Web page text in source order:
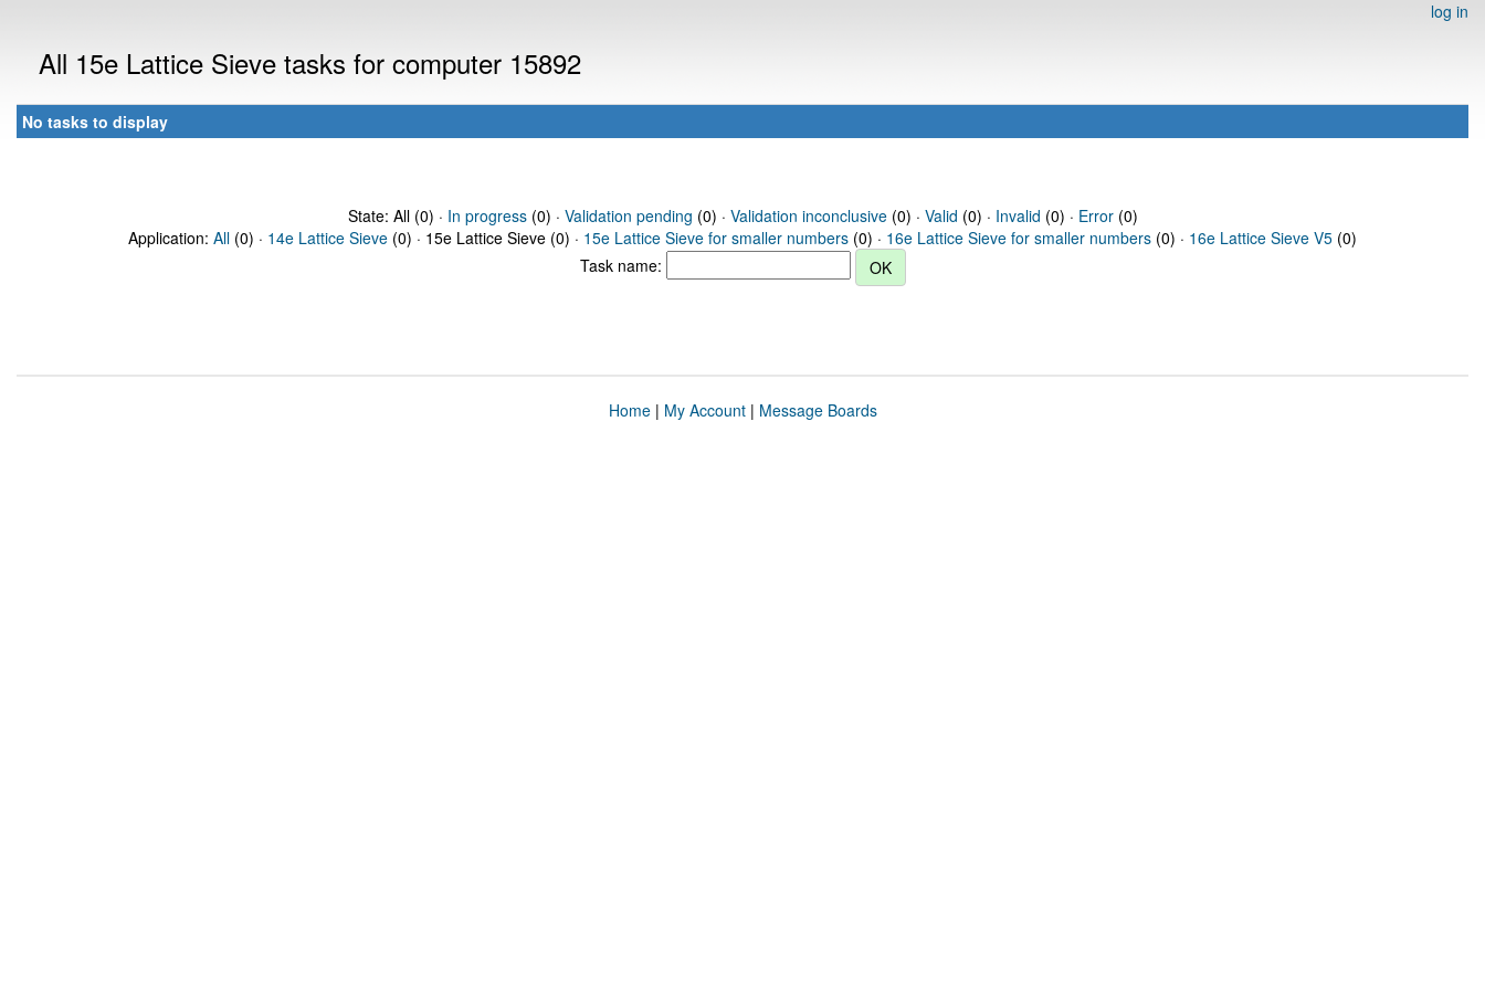
log in
All 15e Lattice Sieve tasks for computer 15892
No tasks to display
State: All (0) · In progress(0) · Validation pending (0) · Validation inconclusive(0) · Valid (0) · Invalid (0) · Error(0)
Application: All (0) · 14e Lattice Sieve (0) · 15e Lattice Sieve (0) · 15e Lattice Sieve for smaller numbers (0) · 16e Lattice Sieve for smaller numbers (0) · 16e Lattice Sieve V5 (0)
Task name:
Home| My Account| Message Boards